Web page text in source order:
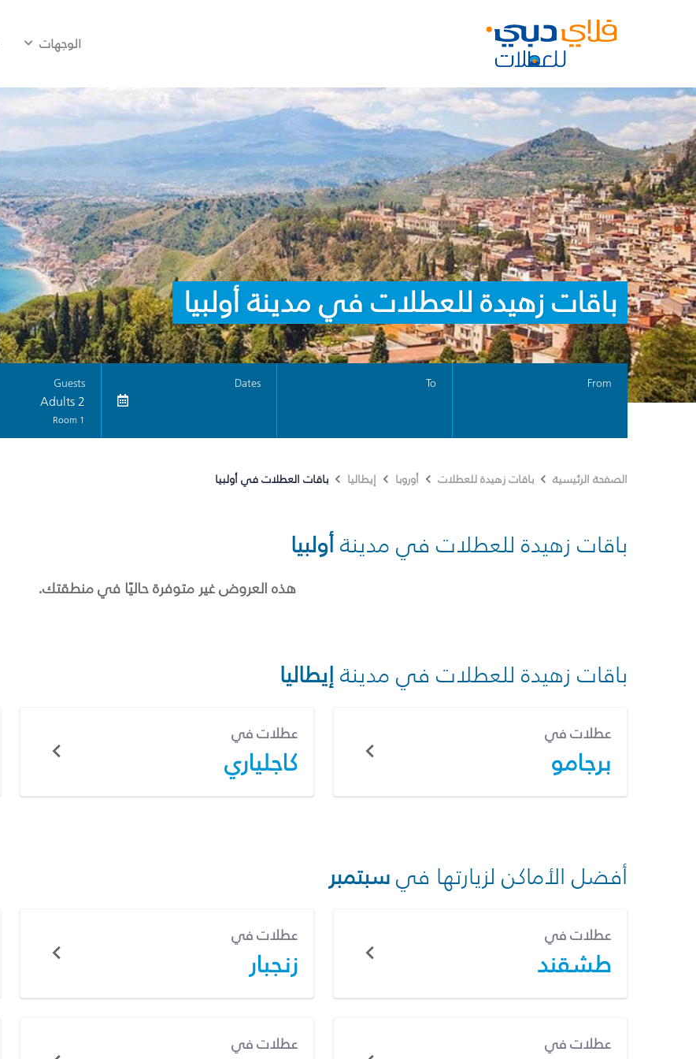
الوجهات
باقات زهيدة للعطلات في مدينة أولبيا
From
To
Dates
Guests
2 Adults
1 Room
الصفحة الرئيسية باقات زهيدة للعطلات أوروبا إيطاليا باقات العطلات في أولبيا
باقات زهيدة للعطلات في مدينةأولبيا
هذه العروض غير متوفرة حاليًا في منطقتك.
باقات زهيدة للعطلات في مدينةإيطاليا
عطلات في
برجامو
عطلات في
كاجلياري
أفضل الأماكن لزيارتها فيسبتمبر
عطلات في
طشقند
عطلات في
زنجبار
عطلات في عطلات في